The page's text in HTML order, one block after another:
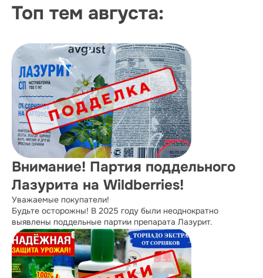
Топ тем августа:
Внимание! Партия поддельного
Лазурита на Wildberries!
Уважаемые покупатели!
Будьте осторожны! В 2025 году были неоднократно
выявлены поддельные партии препарата Лазурит.